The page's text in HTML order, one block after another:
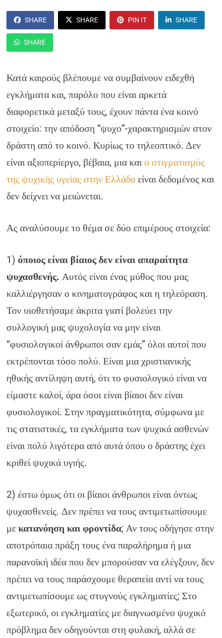
SHARE SHARE PIN IT SHARE
SHARE
Κατά καιρούς βλέπουμε να συμβαίνουν ειδεχθή
εγκλήματα και, παρόλο που είναι αρκετά
διαφορετικά μεταξύ τους, έχουν πάντα ένα κοινό
στοιχείο: την απόδοση “ψυχο”-χαρακτηρισμών στον
δράστη από το κοινό. Κυρίως το τηλεοπτικό. Δεν
είναι αξιοπερίεργο, βέβαια, μια καιο στιγματισμός
της ψυχικής υγείας στην Ελλάδα είναι δεδομένος και
δεν δείχνει να μειώνεται.
Ας αναλύσουμε το θέμα σε δύο επιμέρους στοιχεία:
1)όποιος είναι βίαιος δεν είναι απαραίτητα
ψυχασθενής. Αυτός είναι ένας μύθος που μας
καλλιέργησαν ο κινηματογράφος και η τηλεόραση.
Τον υιοθετήσαμε άκριτα γιατί βολεύει την
συλλογική μας ψυχολογία να μην είναι
“φυσιολογικοί άνθρωποι σαν εμάς” όλοι αυτοί που
εκτρέπονται τόσο πολύ. Είναι μια χριστιανικής
ηθικής αντίληψη αυτή, ότι το φυσιολογικό είναι να
είμαστε καλοί, άρα όσοι είναι βίαιοι δεν είναι
φυσιολογικοί. Στην πραγματικότητα, σύμφωνα με
τις στατιστικές, τα εγκλήματα των ψυχικά ασθενών
είναι πολύ λιγότερα από αυτά όπου ο δράστης έχει
κριθεί ψυχικά υγιής.
2) έστω όμως ότι οι βίαιοι άνθρωποι είναι όντως
ψυχασθενείς. Δεν πρέπει να τους αντιμετωπίσουμε
μεκατανόηση και φροντίδα; Αν τους οδήγησε στην
αποτρόπαια πράξη τους ένα παραλήρημα ή μια
παρανοϊκή ιδέα που δεν μπορούσαν να ελέγξουν, δεν
πρέπει να τους παράσχουμε θεραπεία αντί να τους
αντιμετωπίσουμε ως στυγνούς εγκληματίες; Στο
εξωτερικό, οι εγκληματίες με διαγνωσμένο ψυχικό
πρόβλημα δεν οδηγούνται στη φυλακή, αλλά σε